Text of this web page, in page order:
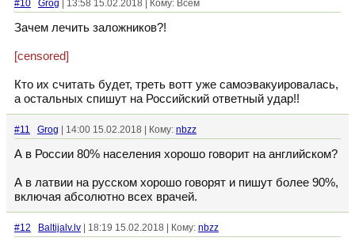
#10 Grog | 13:58 15.02.2018 | Кому: Всем
Зачем лечить заложников?!
[censored]
Кто их считать будет, треть вотт уже самоэвакуировалась,
а остальных спишут на Российский ответный удар!!
#11 Grog | 14:00 15.02.2018 | Кому: nbzz
А в России 80% населения хорошо говорит на английском?
А в латвии на русском хорошо говорят и пишут более 90%,
включая абсолютно всех врачей.
#12 Baltijalv.lv | 18:19 15.02.2018 | Кому: nbzz